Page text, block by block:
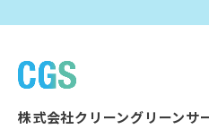
株式会社クリーングリーンサ